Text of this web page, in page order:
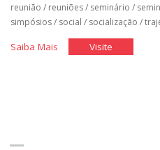
reunião / reuniões/ seminário /
simpósios/ social / socialização /
Saiba Mais"Cerimonial
Visite"Cerimonial